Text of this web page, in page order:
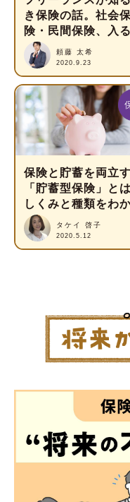
き保険の話。社会保
険・民間保険、入る
きなのは？
頼藤 太希
2020.9.23
保険と貯蓄を両立
「貯蓄型保険」と
しくみと種類をわ
やすく解説タケイ 啓子
2020.5.12